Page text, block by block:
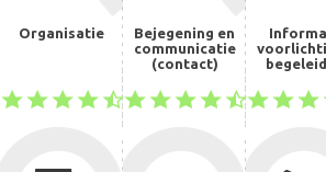
Organisatie
Bejegening en
communicatie
(contact)